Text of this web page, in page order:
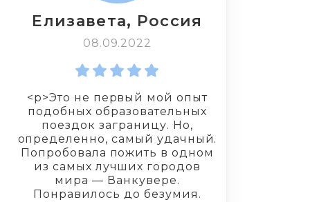
Елизавета, Россия
08.09.2022
<p>Это не первый мой опыт
подобных образовательных
поездок заграницу. Но,
определенно, самый удачный.
Попробовала пожить в одном
из самых лучших городов
мира — Ванкувере.
Понравилось до безумия.